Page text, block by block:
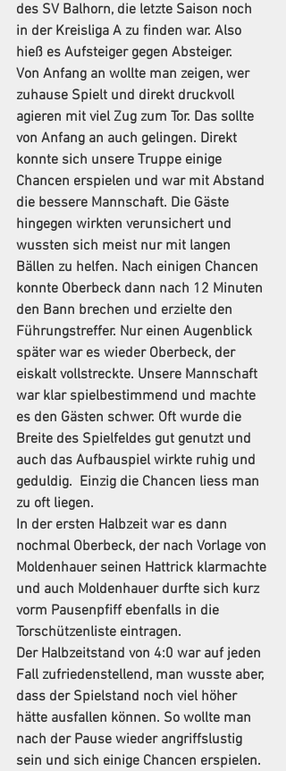
des SV Balhorn, die letzte Saison noch
in der Kreisliga A zu finden war. Also
hieß es Aufsteiger gegen Absteiger.
Von Anfang an wollte man zeigen, wer
zuhause Spielt und direkt druckvoll
agieren mit viel Zug zum Tor. Das sollte
von Anfang an auch gelingen. Direkt
konnte sich unsere Truppe einige
Chancen erspielen und war mit Abstand
die bessere Mannschaft. Die Gäste
hingegen wirkten verunsichert und
wussten sich meist nur mit langen
Bällen zu helfen. Nach einigen Chancen
konnte Oberbeck dann nach 12 Minuten
den Bann brechen und erzielte den
Führungstreffer. Nur einen Augenblick
später war es wieder Oberbeck, der
eiskalt vollstreckte. Unsere Mannschaft
war klar spielbestimmend und machte
es den Gästen schwer. Oft wurde die
Breite des Spielfeldes gut genutzt und
auch das Aufbauspiel wirkte ruhig und
geduldig.  Einzig die Chancen liess man
zu oft liegen.
In der ersten Halbzeit war es dann
nochmal Oberbeck, der nach Vorlage von
Moldenhauer seinen Hattrick klarmachte
und auch Moldenhauer durfte sich kurz
vorm Pausenpfiff ebenfalls in die
Torschützenliste eintragen.
Der Halbzeitstand von 4:0 war auf jeden
Fall zufriedenstellend, man wusste aber,
dass der Spielstand noch viel höher
hätte ausfallen können. So wollte man
nach der Pause wieder angriffslustig
sein und sich einige Chancen erspielen.